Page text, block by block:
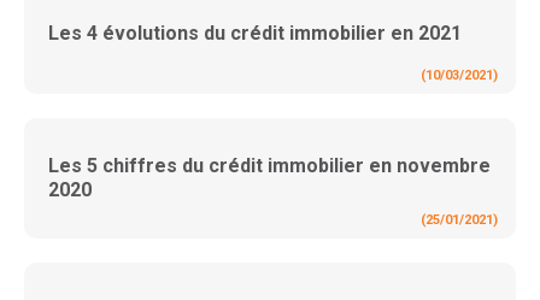
Les 4 évolutions du crédit immobilier en 2021
(10/03/2021)
Les 5 chiffres du crédit immobilier en novembre
2020
(25/01/2021)